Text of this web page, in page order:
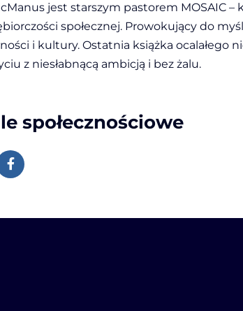
jest starszym pastorem MOSAIC –
społecznej. Prowokujący do
i kultury. Ostatnia książka ocalałego
z niesłabnącą ambicją i bez żalu.
społecznościowe